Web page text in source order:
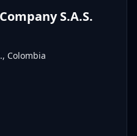
S.A.S.
Colombia